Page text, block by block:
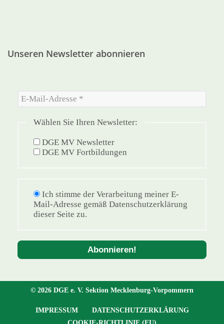
Unseren Newsletter abonnieren
Wählen Sie Ihren Newsletter:
DGE MV Newsletter
DGE MV Fortbildungen
Ich stimme der Verarbeitung meiner E-
Mail-Adresse gemäß Datenschutzerklärung
dieser Seite zu.
© 2026 DGE e. V. Sektion Mecklenburg-Vorpommern
IMPRESSUM
DATENSCHUTZERKLÄRUNG
COOKIE-RICHTLINIE (EU)